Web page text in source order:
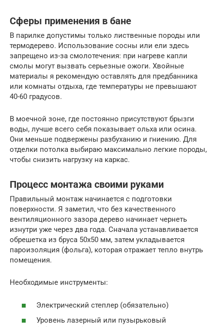
Сферы применения в бане
В парилке допустимы только лиственные породы или
термодерево. Использование сосны или ели здесь
запрещено из-за смолотечения: при нагреве капли
смолы могут вызвать серьезные ожоги. Хвойные
материалы я рекомендую оставлять для предбанника
или комнаты отдыха, где температуры не превышают
40-60 градусов.
В моечной зоне, где постоянно присутствуют брызги
воды, лучше всего себя показывает ольха или осина.
Они меньше подвержены разбуханию и гниению. Для
отделки потолка выбираю максимально легкие породы,
чтобы снизить нагрузку на каркас.
Процесс монтажа своими руками
Правильный монтаж начинается с подготовки
поверхности. Я заметил, что без качественного
вентиляционного зазора дерево начинает чернеть
изнутри уже через два года. Сначала устанавливается
обрешетка из бруса 50х50 мм, затем укладывается
пароизоляция (фольга), которая отражает тепло внутрь
помещения.
Необходимые инструменты:
Электрический степлер (обязательно)
Уровень лазерный или пузырьковый